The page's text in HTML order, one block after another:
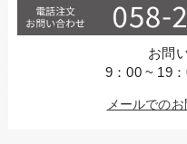
お問
9：00 ~ 19
メールでの